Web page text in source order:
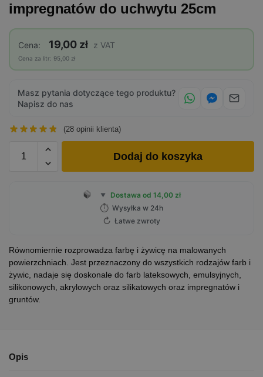
impregnatów do uchwytu 25cm
Cena: 19,00 zł z VAT
Cena za litr: 95,00 zł
Masz pytania dotyczące tego produktu?
Napisz do nas
(28 opinii klienta)
Dodaj do koszyka
▼ Dostawa od 14,00 zł
⏱ Wysyłka w 24h
↻ Łatwe zwroty
Równomiernie rozprowadza farbę i żywicę na malowanych
powierzchniach. Jest przeznaczony do wszystkich rodzajów farb i
żywic, nadaje się doskonale do farb lateksowych, emulsyjnych,
silikonowych, akrylowych oraz silikatowych oraz impregnatów i
gruntów.
Opis